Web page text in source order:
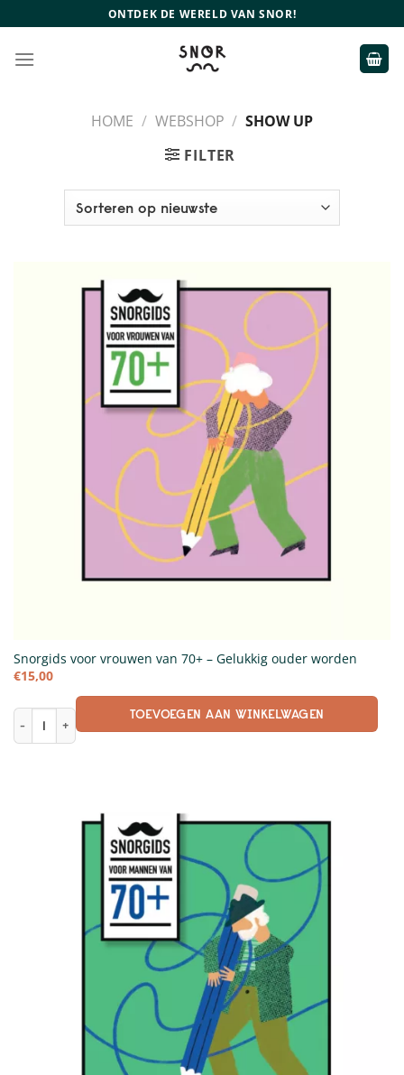
naar
inhoud
ONTDEK DE WERELD VAN SNOR!
HOME / WEBSHOP / SHOW UP
FILTER
Snorgids voor vrouwen van 70+ – Gelukkig ouder worden
€15,00
Snorgids voor vrouwen van 70+ - Gelukkig ouder worden aantal
TOEVOEGEN AAN WINKELWAGEN